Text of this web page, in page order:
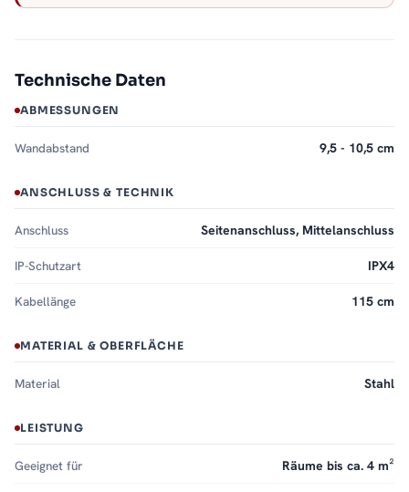
Technische Daten
ABMESSUNGEN
Wandabstand 9,5 - 10,5 cm
ANSCHLUSS & TECHNIK
Anschluss Seitenanschluss, Mittelanschluss
IP-Schutzart IPX4
Kabellänge 115 cm
MATERIAL & OBERFLÄCHE
Material Stahl
LEISTUNG
Geeignet für Räume bis ca. 4 m²